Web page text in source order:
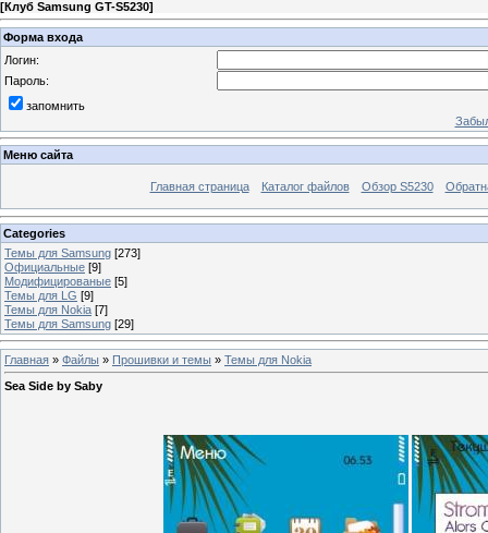
[Клуб Samsung GT-S5230]
Форма входа
Логин:
Пароль:
запомнить
Меню сайта
Главная страница Каталог файлов Обзор S5230
Categories
Темы для Samsung [273]
Официальные [9]
Модифицированые [5]
Темы для LG [9]
Темы для Nokia [7]
Темы для Samsung [29]
Главная » Файлы » Прошивки и темы » Темы для Nokia
Sea Side by Saby